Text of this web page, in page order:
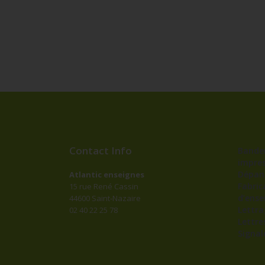
Contact Info
Atlantic enseignes
15 rue René Cassin
44600 Saint-Nazaire
02 40 22 25 78